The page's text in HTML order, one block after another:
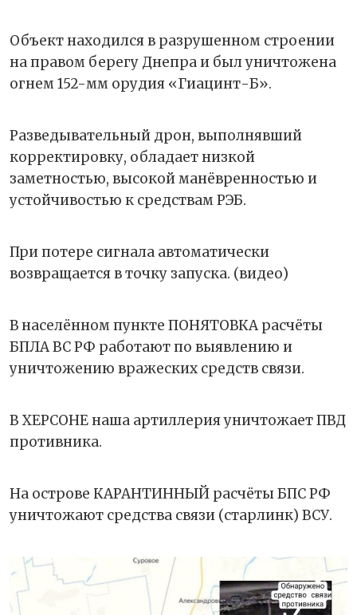
Объект находился в разрушенном строении
на правом берегу Днепра и был уничтожена
огнем 152-мм орудия «Гиацинт-Б».
Разведывательный дрон, выполнявший
корректировку, обладает низкой
заметностью, высокой манёвренностью и
устойчивостью к средствам РЭБ.
При потере сигнала автоматически
возвращается в точку запуска. (видео)
В населённом пункте ПОНЯТОВКА расчёты
БПЛА ВС РФ работают по выявлению и
уничтожению вражеских средств связи.
В ХЕРСОНЕ наша артиллерия уничтожает ПВД
противника.
На острове КАРАНТИННЫЙ расчёты БПС РФ
уничтожают средства связи (старлинк) ВСУ.